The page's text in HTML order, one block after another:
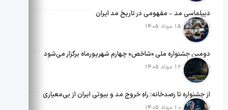
دیپلماسی مد – مفهومی در تاریخ مد ایران
تاریخ انتشار: 15 مرداد 1405
دومین جشنواره ملی «شاخص» چهارم شهریورماه برگزار می‌شود
تاریخ انتشار: 12 مرداد 1405
از جشنواره تا رصدخانه: راهِ خروج مد و بیوتی ایران از بی‌معیاری
تاریخ انتشار: 10 مرداد 1405